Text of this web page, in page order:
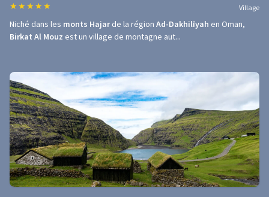
★ ★ ★ ★ ★ Village
Niché dans les monts Hajarde la région Ad-Dakhilīyah en Oman,
Birkat Al Mouz est un village de montagne aut...